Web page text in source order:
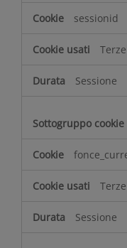
sessionid
Sessione
Sessione